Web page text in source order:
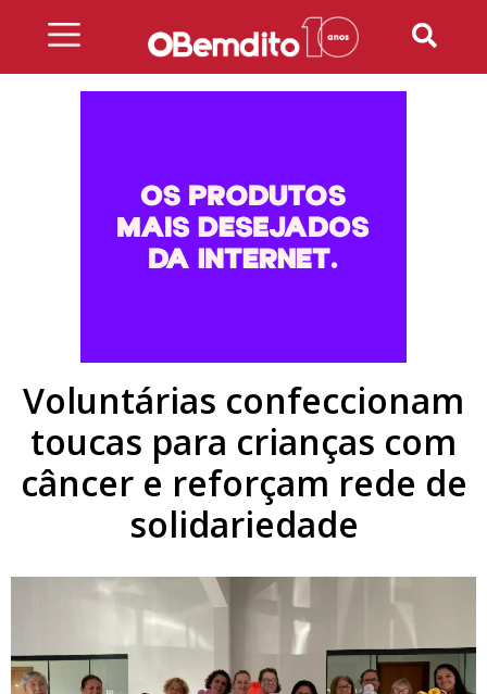
Voluntárias confeccionam
toucas para crianças com
câncer e reforçam rede de
solidariedade